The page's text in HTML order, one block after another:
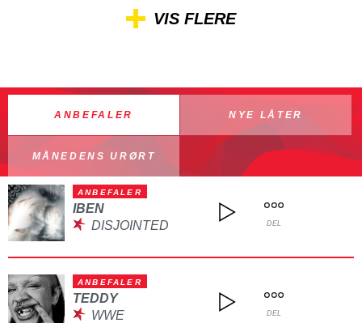
VIS FLERE
ANBEFALER NYE LÅTER
MÅNEDENS URØRT
ANBEFALER
IBEN
DISJOINTED
DEL
ANBEFALER
TEDDY
WWE
DEL